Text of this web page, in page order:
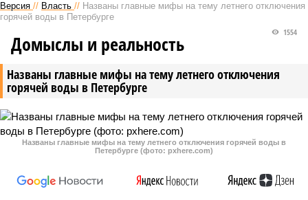
Версия // Власть // Названы главные мифы на тему летнего отключения
горячей воды в Петербурге
Названы главные мифы на тему летнего отключения
горячей воды в Петербурге
1554
Домыслы и реальность
Названы главные мифы на тему летнего отключения горячей воды в
Петербурге (фото: pxhere.com)